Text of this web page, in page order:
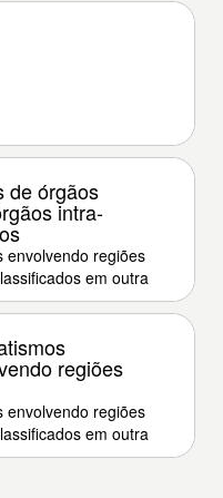
de órgãos
intra-
envolvendo regiões
em outra
regiões
envolvendo regiões
em outra